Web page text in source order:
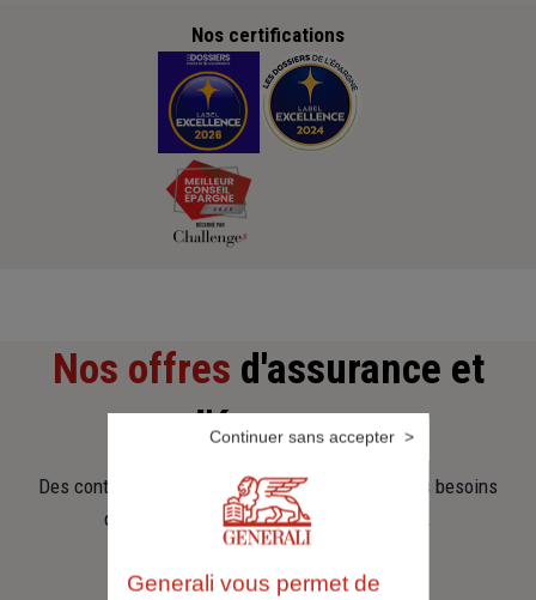
Nos certifications
Nos offres d'assurance et
d'épargne
Des contrats clairs et flexibles pour sécuriser vos besoins
d’aujourd’hui et anticiper ceux de demain.
Generali vous permet de
Continuer sans accepter